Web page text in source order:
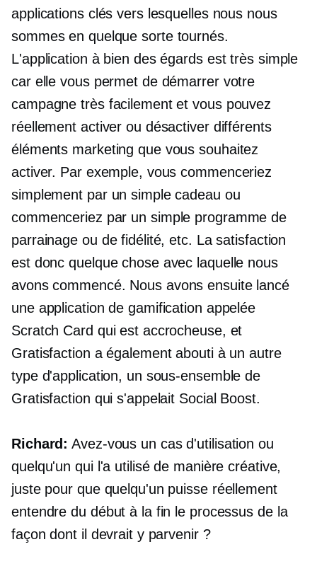
applications clés vers lesquelles nous nous
sommes en quelque sorte tournés.
L'application à bien des égards est très simple
car elle vous permet de démarrer votre
campagne très facilement et vous pouvez
réellement activer ou désactiver différents
éléments marketing que vous souhaitez
activer. Par exemple, vous commenceriez
simplement par un simple cadeau ou
commenceriez par un simple programme de
parrainage ou de fidélité, etc. La satisfaction
est donc quelque chose avec laquelle nous
avons commencé. Nous avons ensuite lancé
une application de gamification appelée
Scratch Card qui est accrocheuse, et
Gratisfaction a également abouti à un autre
type d'application, un sous-ensemble de
Gratisfaction qui s'appelait Social Boost.
Richard: Avez-vous un cas d'utilisation ou
quelqu'un qui l'a utilisé de manière créative,
juste pour que quelqu'un puisse réellement
entendre du début à la fin le processus de la
façon dont il devrait y parvenir ?